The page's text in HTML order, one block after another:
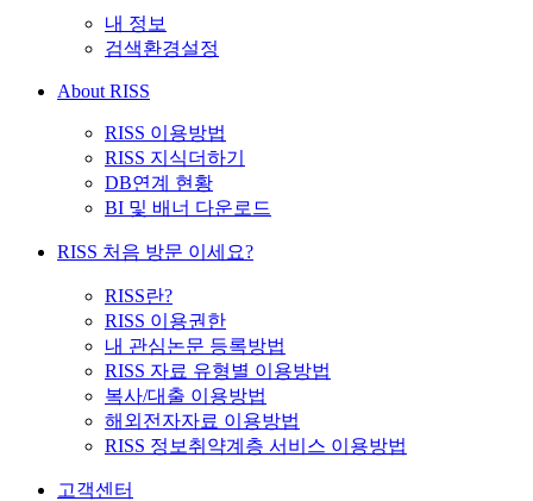
내 정보
검색환경설정
About RISS
RISS 이용방법
RISS 지식더하기
DB연계 현황
BI 및 배너 다운로드
RISS 처음 방문 이세요?
RISS란?
RISS 이용권한
내 관심논문 등록방법
RISS 자료 유형별 이용방법
복사/대출 이용방법
해외전자자료 이용방법
RISS 정보취약계층 서비스 이용방법
고객센터